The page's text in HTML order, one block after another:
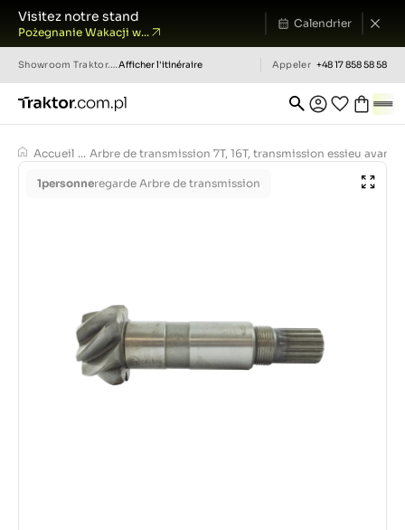
Visitez notre stand
Pożegnanie Wakacji w...
Calendrier
Showroom Traktor.com.pl Afficher l'itinéraire Appeler +48 17 858 58 58
Accueil ... Arbre de transmission 7T, 16T, transmission essieu avant
1personneregarde Arbre de transmission